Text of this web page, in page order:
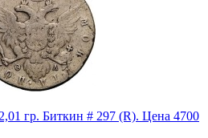
гр. Биткин # 297 (R). Цена 4700